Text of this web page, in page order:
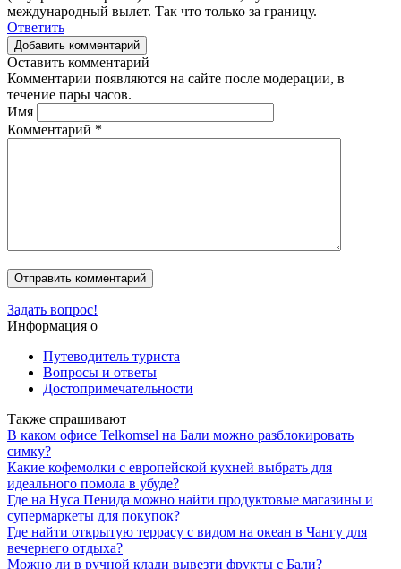
международный вылет. Так что только за границу.
Ответить
Добавить комментарий
Оставить комментарий
Комментарии появляются на сайте после модерации, в
течение пары часов.
Имя
Комментарий *
Задать вопрос!
Информация о
Путеводитель туриста
Вопросы и ответы
Достопримечательности
Также спрашивают
В каком офисе Telkomsel на Бали можно разблокировать
симку?
Какие кофемолки с европейской кухней выбрать для
идеального помола в убуде?
Где на Нуса Пенида можно найти продуктовые магазины и
супермаркеты для покупок?
Где найти открытую террасу с видом на океан в Чангу для
вечернего отдыха?
Можно ли в ручной клади вывезти фрукты с Бали?